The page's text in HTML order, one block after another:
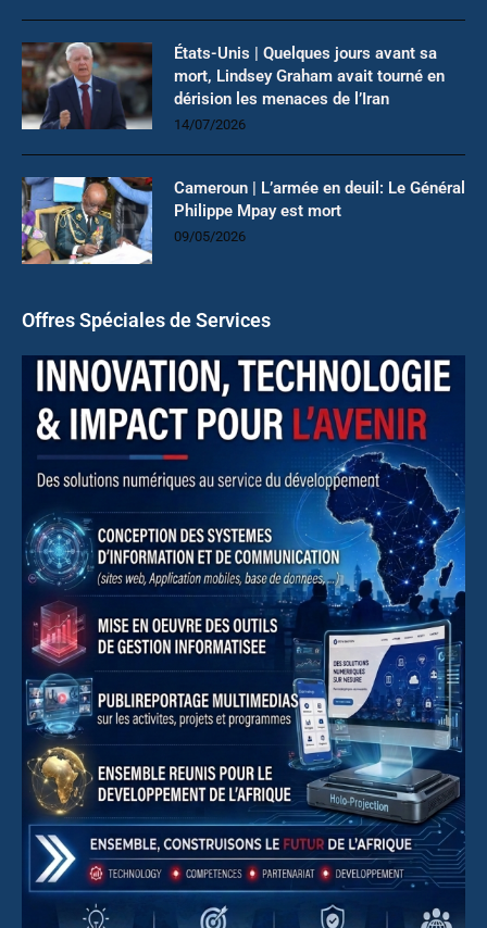
États-Unis | Quelques jours avant sa
mort, Lindsey Graham avait tourné en
dérision les menaces de l’Iran
14/07/2026
Cameroun | L’armée en deuil: Le Général
Philippe Mpay est mort
09/05/2026
Offres Spéciales de Services